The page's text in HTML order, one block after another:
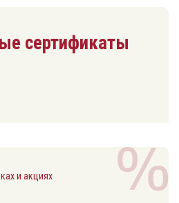
сертификаты
и акциях